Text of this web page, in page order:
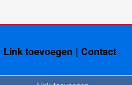
Link toevoegen Contact